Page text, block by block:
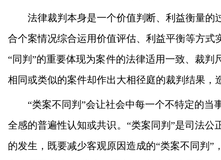
法律裁判本身是一个价值判断、利益衡量的
合个案情况综合运用价值评估、利益平衡等方式
“同判”的重要体现为案件的法律适用一致、裁
相同或类似的案件却作出大相径庭的裁判结果
“类案不同判”会让社会中每一个不特定的当
全感的普遍性认知或共识。“类案同判”是司法
的发生，既要减少客观原因造成的“类案不同判